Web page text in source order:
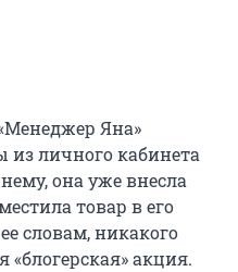
Яна»
личного кабинета
она уже внесла
товар в его
словам, никакого
акция.